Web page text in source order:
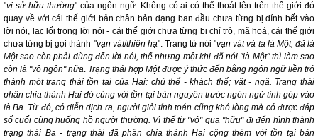
"vị sử hữu thường" của ngôn ngữ. Không có ai có thể thoát lên trên thế giới đó
quay về với cái thế giới bản chân bản dạng ban đầu chưa từng bị dính bết vào
lời nói, lạc lối trong lời nói - cái thế giới chưa từng bị chỉ trỏ, mã hoá, cái thế giới
chưa từng bị gọi thành "vạn vật/thiên hạ". Trang tử nói "vạn vật và ta là Một, đã là
Một sao còn phải dùng đến lời nói, thế nhưng một khi đã nói "là Một" thì làm sao
còn là "vô ngôn" nữa. Trạng thái hợp Một được ý thức đến bằng ngôn ngữ liền trở
thành một trạng thái tồn tại của Hai: chủ thể - khách thể; vật - ngã. Trạng thái
phân chia thành Hai đó cùng với tồn tại bản nguyên trước ngôn ngữ tính gộp vào
là Ba. Từ đó, có diễn dịch ra, người giỏi tính toán cũng khó lòng mà có được đáp
số cuối cùng huống hồ người thường. Vì thế từ "vô" qua "hữu" đi đến hình thành
trạng thái Ba - trạng thái đã phân chia thành Hai cộng thêm với tồn tại bản